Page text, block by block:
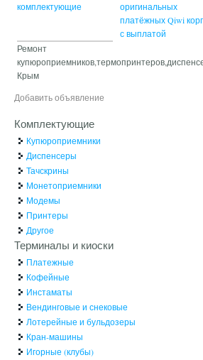
комплектующие
оригинальных
платёжных Qiwi
с выплатой
Ремонт
Крым
Добавить объявление
Комплектующие
Купюроприемники
Диспенсеры
Тачскрины
Монетоприемники
Модемы
Принтеры
Другое
Терминалы и киоски
Платежные
Кофейные
Инстаматы
Вендинговые и снековые
Лотерейные и бульдозеры
Кран-машины
Игорные (клубы)